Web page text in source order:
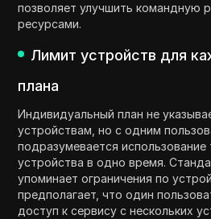
позволяет улучшить командную
ресурсами.
Лимит устройств для
плана
Индивидуальный план не
устройствам, но с одним
подразумевается использование
устройства в одно время.
упоминает ограничения по
предполагает, что один
доступ к сервису с нескольких